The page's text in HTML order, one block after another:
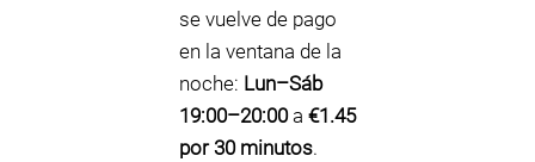
se vuelve de pago
en la ventana de la
noche: Lun–Sáb
19:00–20:00a €1.45
por 30 minutos.